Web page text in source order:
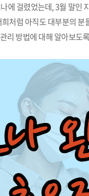
에 걸렸었는데, 3월 말인
처럼 아직도 대부분의
리 방법에 대해 알아보도